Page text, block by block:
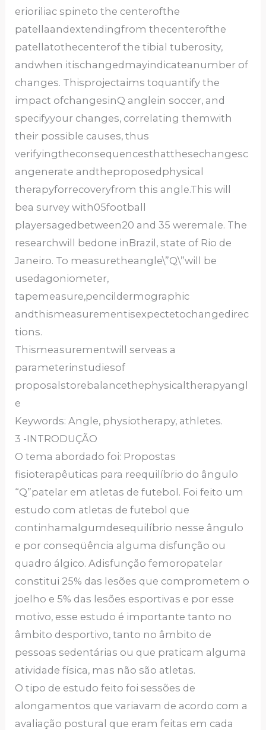
erioriliac spineto the centerofthe
patellaandextendingfrom thecenterofthe
patellatothecenterof the tibial tuberosity,
andwhen itischangedmayindicateanumber of
changes. Thisprojectaims toquantify the
impact ofchangesinQ anglein soccer, and
specifyyour changes, correlating themwith
their possible causes, thus
verifyingtheconsequencesthatthesechangesc
angenerate andtheproposedphysical
therapyforrecoveryfrom this angle.This will
bea survey with05football
playersagedbetween20 and 35 weremale. The
researchwill bedone inBrazil, state of Rio de
Janeiro. To measuretheangle\”Q\”will be
usedagoniometer,
tapemeasure,pencildermographic
andthismeasurementisexpectetochangedirec
tions.
Thismeasurementwill serveas a
parameterinstudiesof
proposalstorebalancethephysicaltherapyangl
e
Keywords: Angle, physiotherapy, athletes.
3 -INTRODUÇÃO
O tema abordado foi: Propostas
fisioterapêuticas para reequilíbrio do ângulo
“Q”patelar em atletas de futebol. Foi feito um
estudo com atletas de futebol que
continhamalgumdesequilíbrio nesse ângulo
e por conseqüência alguma disfunção ou
quadro álgico. Adisfunção femoropatelar
constitui 25% das lesões que comprometem o
joelho e 5% das lesões esportivas e por esse
motivo, esse estudo é importante tanto no
âmbito desportivo, tanto no âmbito de
pessoas sedentárias ou que praticam alguma
atividade física, mas não são atletas.
O tipo de estudo feito foi sessões de
alongamentos que variavam de acordo com a
avaliação postural que eram feitas em cada